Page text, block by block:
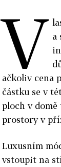
V a
ačkoliv cena
částku se v
ploch v
prostory v
Luxusním
vstoupit na